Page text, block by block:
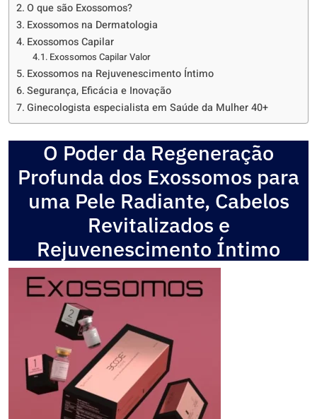
O que são Exossomos?
Exossomos na Dermatologia
Exossomos Capilar
Exossomos Capilar Valor
Exossomos na Rejuvenescimento Íntimo
Segurança, Eficácia e Inovação
Ginecologista especialista em Saúde da Mulher 40+
O Poder da Regeneração
Profunda dos Exossomos para
uma Pele Radiante, Cabelos
Revitalizados e
Rejuvenescimento Íntimo